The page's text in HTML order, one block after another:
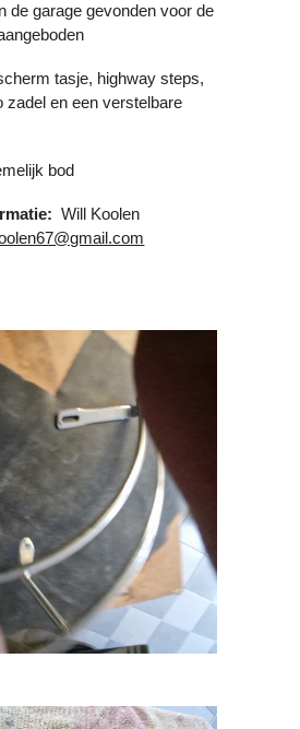
de garage gevonden voor de
tasje, highway steps,
zadel en een verstelbare
bod
Will Koolen